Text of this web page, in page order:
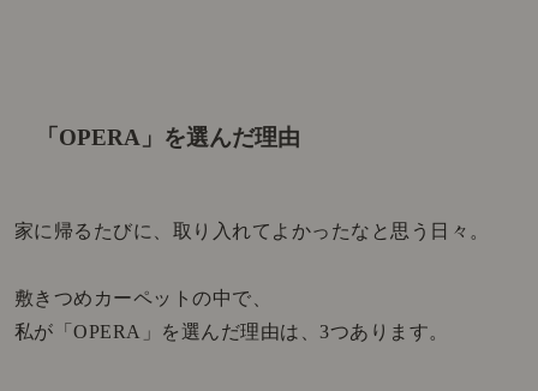
「OPERA」を選んだ理由
家に帰るたびに、取り入れてよかったなと思う日々。
敷きつめカーペットの中で、
私が「OPERA」を選んだ理由は、3つあります。